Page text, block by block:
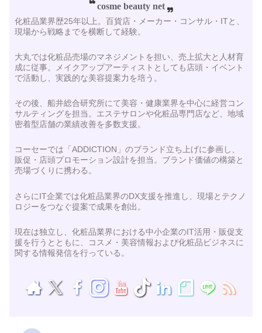
cosme beauty net
化粧品業界歴25年以上。百貨店・メーカー・コンサル・ITと、
現場から戦略までを横断して経験。
大丸では化粧品売場のマネジメントを担い、売上拡大と人材育
成に従事。メイクアップアーティストとしても店頭・イベント
で活動し、実践的な美容提案力を培う。
その後、船井総合研究所にて美容・健康業界を中心に経営コン
サルティングを担当。エステサロンや化粧品専門店など、地域
密着型店舗の業績改善を多数支援。
コーセーでは「ADDICTION」のブランド立ち上げに参画し、
販促・店頭プロモーション設計を担当。ブランド価値の構築と
売場づくりに携わる。
さらにIT企業では化粧品業界のDX支援を推進し、現場とテクノ
ロジーをつなぐ提案で成果を創出。
現在は独立し、化粧品業界における中小企業のIT活用・販促支
援を行うとともに、コスメ・美容情報および化粧品ビジネスに
関する情報発信を行っている。